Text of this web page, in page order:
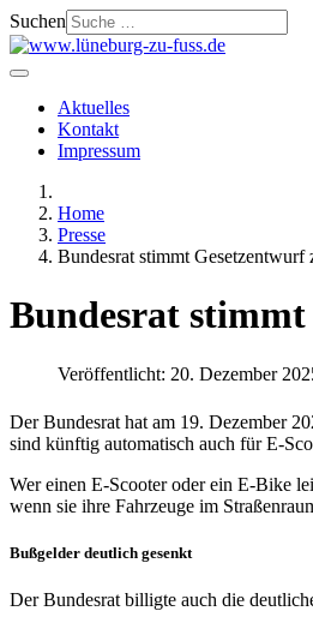
Suchen
Aktuelles
Kontakt
Impressum
Home
Presse
Bundesrat stimmt
Bundesrat
Veröffentlicht: 20. Dezember
Der Bundesrat hat am 19. Dezember
sind künftig automatisch auch für E-
Wer einen E-Scooter oder ein E-Bike
wenn sie ihre Fahrzeuge im
Bußgelder deutlich gesenkt
Der Bundesrat billigte auch die